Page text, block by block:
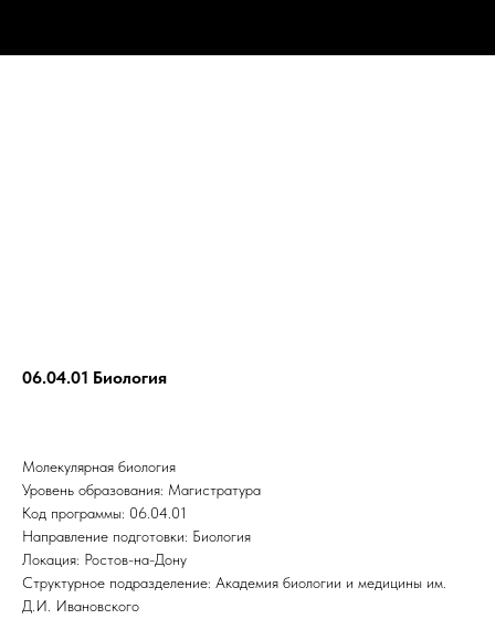
06.04.01 Биология
Молекулярная биология
Уровень образования: Магистратура
Код программы: 06.04.01
Направление подготовки: Биология
Локация: Ростов-на-Дону
Структурное подразделение: Академия биологии и медицины им.
Д.И. Ивановского